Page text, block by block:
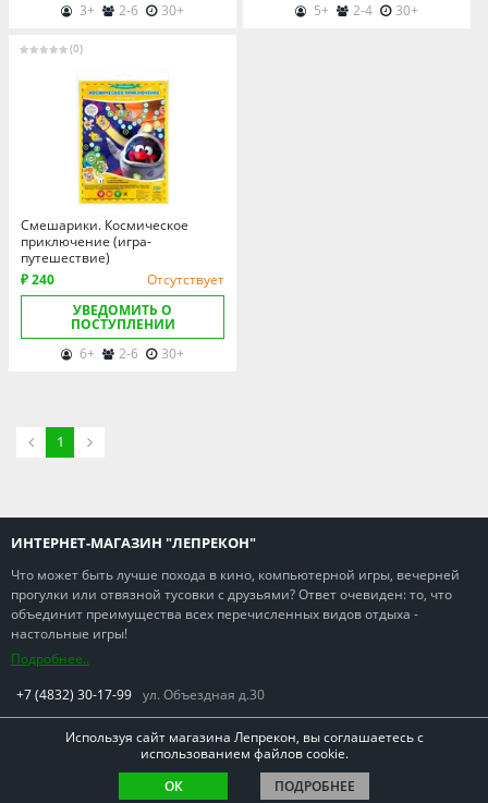
3+
2-6 30+
5+
2-4 30+
(0)
Смешарики. Космическое
приключение (игра-
путешествие)
₽ 240
Отсутствует
УВЕДОМИТЬ О
ПОСТУПЛЕНИИ
6+
2-6 30+
1
ИНТЕРНЕТ-МАГАЗИН "ЛЕПРЕКОН"
Что может быть лучше похода в кино, компьютерной игры, вечерней
прогулки или отвязной тусовки с друзьями? Ответ очевиден: то, что
объединит преимущества всех перечисленных видов отдыха -
настольные игры!
Подробнее..
+7 (4832) 30-17-99 ул. Объездная д.30
Copyright © Лепрекон 2013-2026. Все права защищены
Используя сайт магазина Лепрекон, вы соглашаетесь с
использованием файлов cookie.
ОК
ПОДРОБНЕЕ